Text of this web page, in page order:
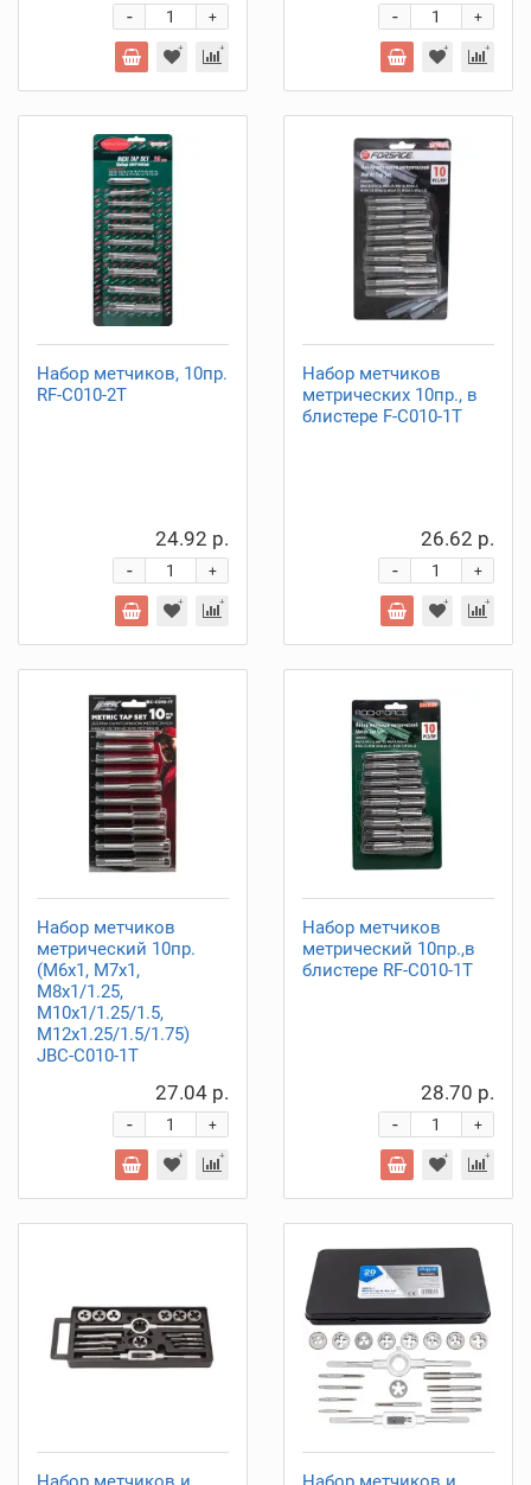
+
- +
-
Набор метчиков, 10пр.
RF-C010-2T
24.92 р.
+
-
Набор метчиков
метрических 10пр., в
блистере F-C010-1T
26.62 р.
+
-
Набор метчиков
метрический 10пр.
(М6х1, М7х1,
М8х1/1.25,
М10х1/1.25/1.5,
М12х1.25/1.5/1.75)
JBC-C010-1T
27.04 р.
+
-
Набор метчиков
метрический 10пр.,в
блистере RF-C010-1T
28.70 р.
+
-